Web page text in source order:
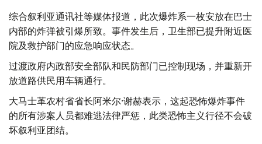
综合叙利亚通讯社等媒体报道，此次爆炸系一枚安放在巴士
内部的炸弹被引爆所致。事件发生后，卫生部已提升附近医
院及救护部门的应急响应状态。
过渡政府内政部安全部队和民防部门已控制现场，并重新开
放道路供民用车辆通行。
大马士革农村省省长阿米尔·谢赫表示，这起恐怖爆炸事件
的所有涉案人员都难逃法律严惩，此类恐怖主义行径不会破
坏叙利亚团结。